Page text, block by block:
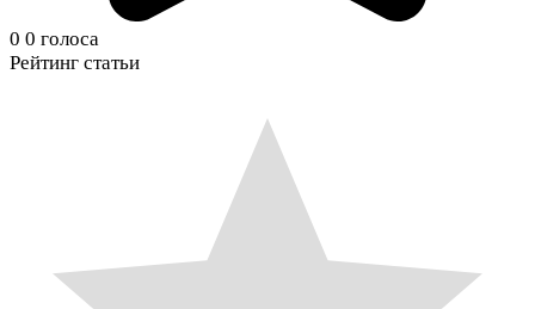
0 0 голоса
Рейтинг статьи